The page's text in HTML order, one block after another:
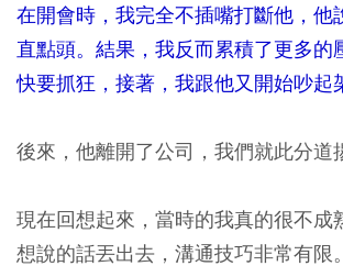
在開會時，我完全不插嘴打斷他，他
直點頭。結果，我反而累積了更多的
快要抓狂，接著，我跟他又開始吵
後來，他離開了公司，我們就此分道
現在回想起來，當時的我真的很不成
想說的話丟出去，溝通技巧非常有限。